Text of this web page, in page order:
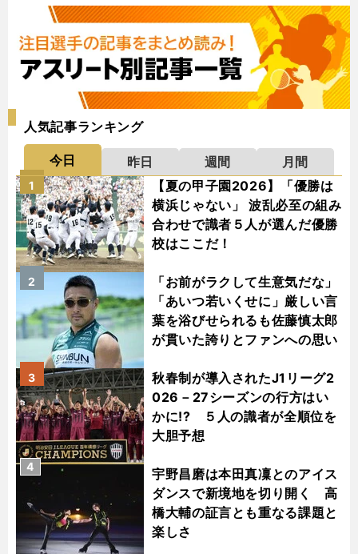
人気記事ランキング
今日 昨日 週間
月間
【夏の甲子園2026】「優勝は
横浜じゃない」 波乱必至の組み
合わせで識者５人が選んだ優勝
校はここだ！
1
「お前がラクして生意気だな」
「あいつ若いくせに」厳しい言
葉を浴びせられるも佐藤慎太郎
が貫いた誇りとファンへの思い
2
秋春制が導入されたJ1リーグ2
026－27シーズンの行方はい
かに!? ５人の識者が全順位を
大胆予想
3
宇野昌磨は本田真凜とのアイス
ダンスで新境地を切り開く 高
橋大輔の証言とも重なる課題と
楽しさ
4